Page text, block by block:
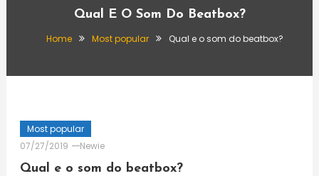
Qual E O Som Do Beatbox?
Home Most popular Qual e o som do beatbox?
Most popular
07/27/2019
Newie
Qual e o som do beatbox?